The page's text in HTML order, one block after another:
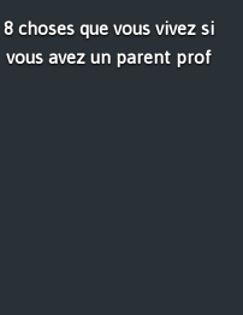
8 choses que vous vivez si
vous avez un parent prof